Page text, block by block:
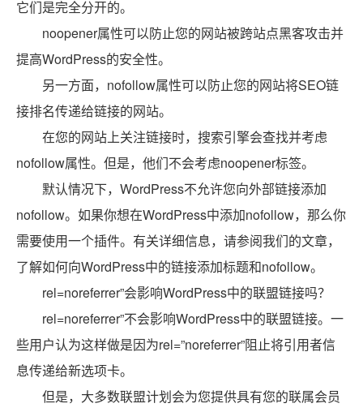
它们是完全分开的。
noopener属性可以防止您的网站被跨站点黑客攻击并
提高WordPress的安全性。
另一方面，nofollow属性可以防止您的网站将SEO链
接排名传递给链接的网站。
在您的网站上关注链接时，搜索引擎会查找并考虑
nofollow属性。但是，他们不会考虑noopener标签。
默认情况下，WordPress不允许您向外部链接添加
nofollow。如果你想在WordPress中添加nofollow，那么你
需要使用一个插件。有关详细信息，请参阅我们的文章，
了解如何向WordPress中的链接添加标题和nofollow。
rel=noreferrer”会影响WordPress中的联盟链接吗？
rel=noreferrer”不会影响WordPress中的联盟链接。一
些用户认为这样做是因为rel=”noreferrer”阻止将引用者信
息传递给新选项卡。
但是，大多数联盟计划会为您提供具有您的联属会员